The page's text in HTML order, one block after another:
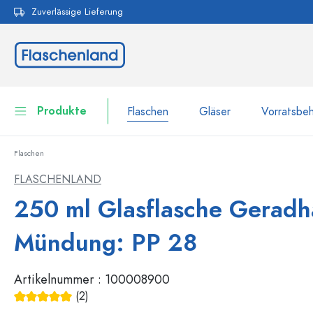
Zur Hauptnavigation springen
Zuverlässige Lieferung
Produkte Flaschen Gläser
Gläser
Kosmetikbehälter
Flaschen nach Marke
WECK-Flaschen
Flaschen
FLASCHENLAND
250 ml Glasflasche
Mündung: PP 28
Artikelnummer : 100008900
(2)